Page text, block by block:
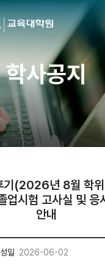
학사공지
(2026년 8월 학위
업시험 고사실 및 응
안내
일 2026-06-02